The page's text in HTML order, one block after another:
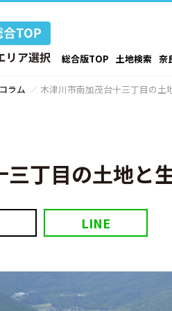
総合版TOP 土地検索 奈
ラム 木津川市南加茂台十三丁目の土
丁目の土地と
LINE